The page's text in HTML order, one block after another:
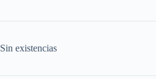
Sin existencias